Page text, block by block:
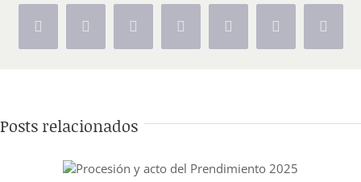
Facebook
X Reddit LinkedInTumblr PinterestVk
Posts relacionados